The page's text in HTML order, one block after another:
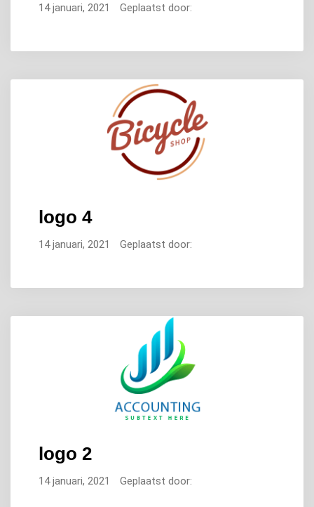
14 januari, 2021 Geplaatst door:
logo 4
14 januari, 2021 Geplaatst door:
logo 2
14 januari, 2021 Geplaatst door: